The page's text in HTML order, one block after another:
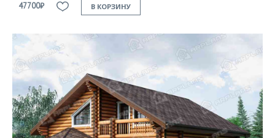
47700₽ В КОРЗИНУ